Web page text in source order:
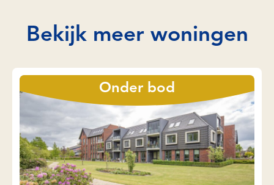
Bekijk meer woningen
Onder bod